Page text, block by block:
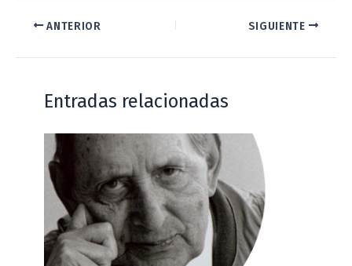
ANTERIOR SIGUIENTE
Entradas relacionadas